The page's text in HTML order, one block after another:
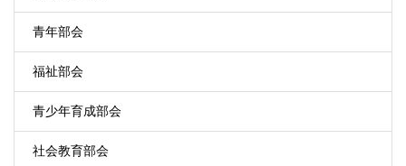
青年部会
福祉部会
青少年育成部会
社会教育部会